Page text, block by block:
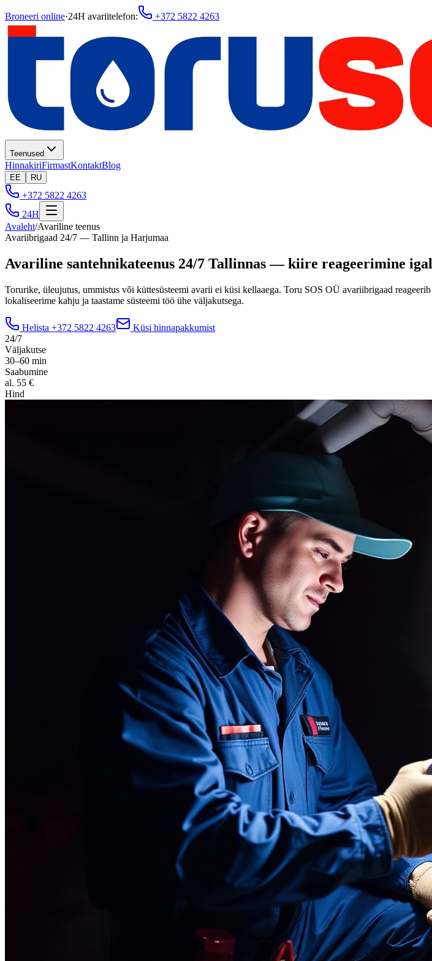
Broneeri online·24H avariitelefon: +372 5822 4263
Teenused
HinnakiriFirmastKontaktBlog
EE RU
+372 5822 4263
24H
Avaleht/Avariline teenus
Avariibrigaad 24/7 — Tallinn ja Harjumaa
Avariline santehnikateenus 24/7 Tallinnas — kiire reageerimine
Torurike, üleujutus, ummistus või küttesüsteemi avarii ei küsi kellaaega. Toru SOS OÜ avariibrigaad
lokaliseerime kahju ja taastame süsteemi töö ühe väljakutsega.
Helista +372 5822 4263
Küsi hinnapakkumist
24/7
Väljakutse
30–60 min
Saabumine
al. 55 €
Hind